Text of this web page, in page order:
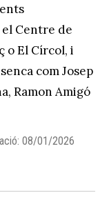
Centre de
o El Círcol, i
com Josep
Ramon Amigó
08/01/2026